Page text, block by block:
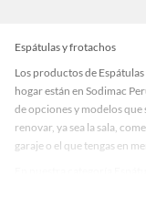
Espátulas y frotachos
Los productos de
hogar están en Sodimac
de opciones y modelos que
renovar, ya sea la sala,
garaje o el que tengas en
materiales, medidas,